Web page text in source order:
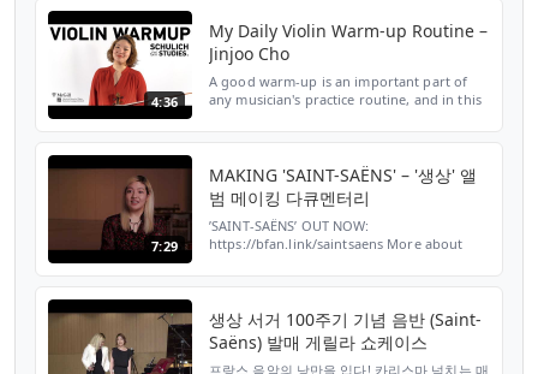
4:36
My Daily Violin Warm-up Routine –
Jinjoo Cho
A good warm-up is an important part of
any musician's practice routine, and in this
7:29
MAKING 'SAINT-SAËNS' – '생상' 앨
범 메이킹 다큐멘터리
’SAINT-SAËNS’ OUT NOW:
https://bfan.link/saintsaens More about
Facebook: https:...
생상 서거 100주기 기념 음반 (Saint-
Saëns) 발매 게릴라 쇼케이스
프랑스 음악의 낭만을 입다! 카리스마 넘치는 매